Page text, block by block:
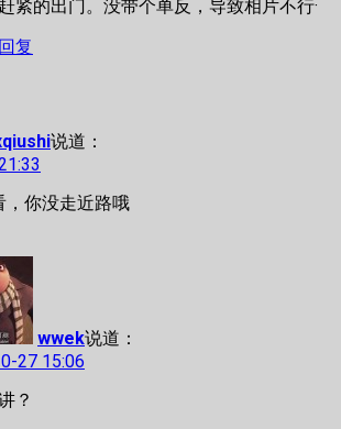
紧的出门。没带个单反，导致相片不行·
复
说道：
，你没走近路哦
wwek说道：
27 15:06
？